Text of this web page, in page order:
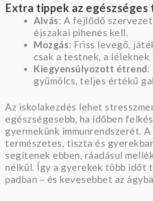
Extra tippek az
Alvás: A fejlődő
éjszakai pihenés kell.
Mozgás: Friss levegő,
csak a testnek, a léleknek
Kiegyensúlyozott étrend:
gyümölcs, teljes értékű
Az iskolakezdés lehet
egészségesebb, ha időben
gyermekünk immunrendszerét. A
természetes, tiszta és
segítenek ebben, ráadásul
nélkül. Így a gyerekek több időt
padban – és kevesebbet az